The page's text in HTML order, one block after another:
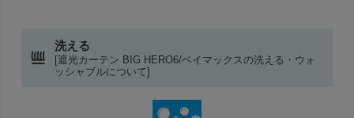
洗える
[遮光カーテン BIG HERO6/ベイマックスの洗える・ウォ
ッシャブルについて]